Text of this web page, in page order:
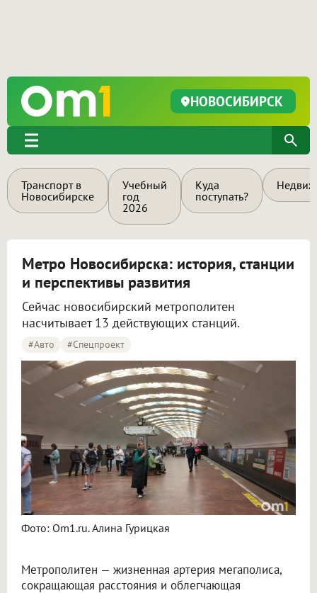
НОВОСИБИРСК
Транспорт в
Новосибирске
Учебный
год
2026
Куда
поступать?
Метро Новосибирска: история, станции
и перспективы развития
Сейчас новосибирский метрополитен
насчитывает 13 действующих станций.
#Авто #Спецпроект
Фото: Om1.ru. Алина Гурицкая
Метрополитен — жизненная артерия мегаполиса,
сокращающая расстояния и облегчающая